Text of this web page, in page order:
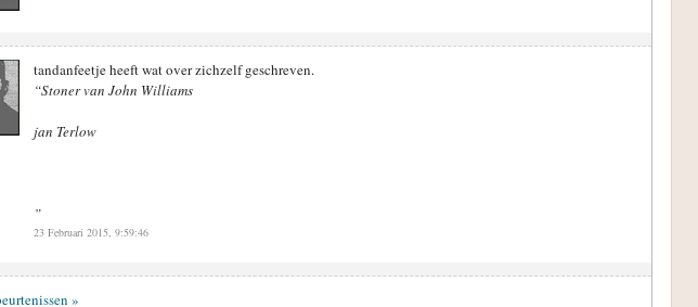
tandanfeetje heeft wat over zichzelf geschreven.
“Stoner van John Williams
jan Terlow
”
23 Februari 2015, 9:59:46
»